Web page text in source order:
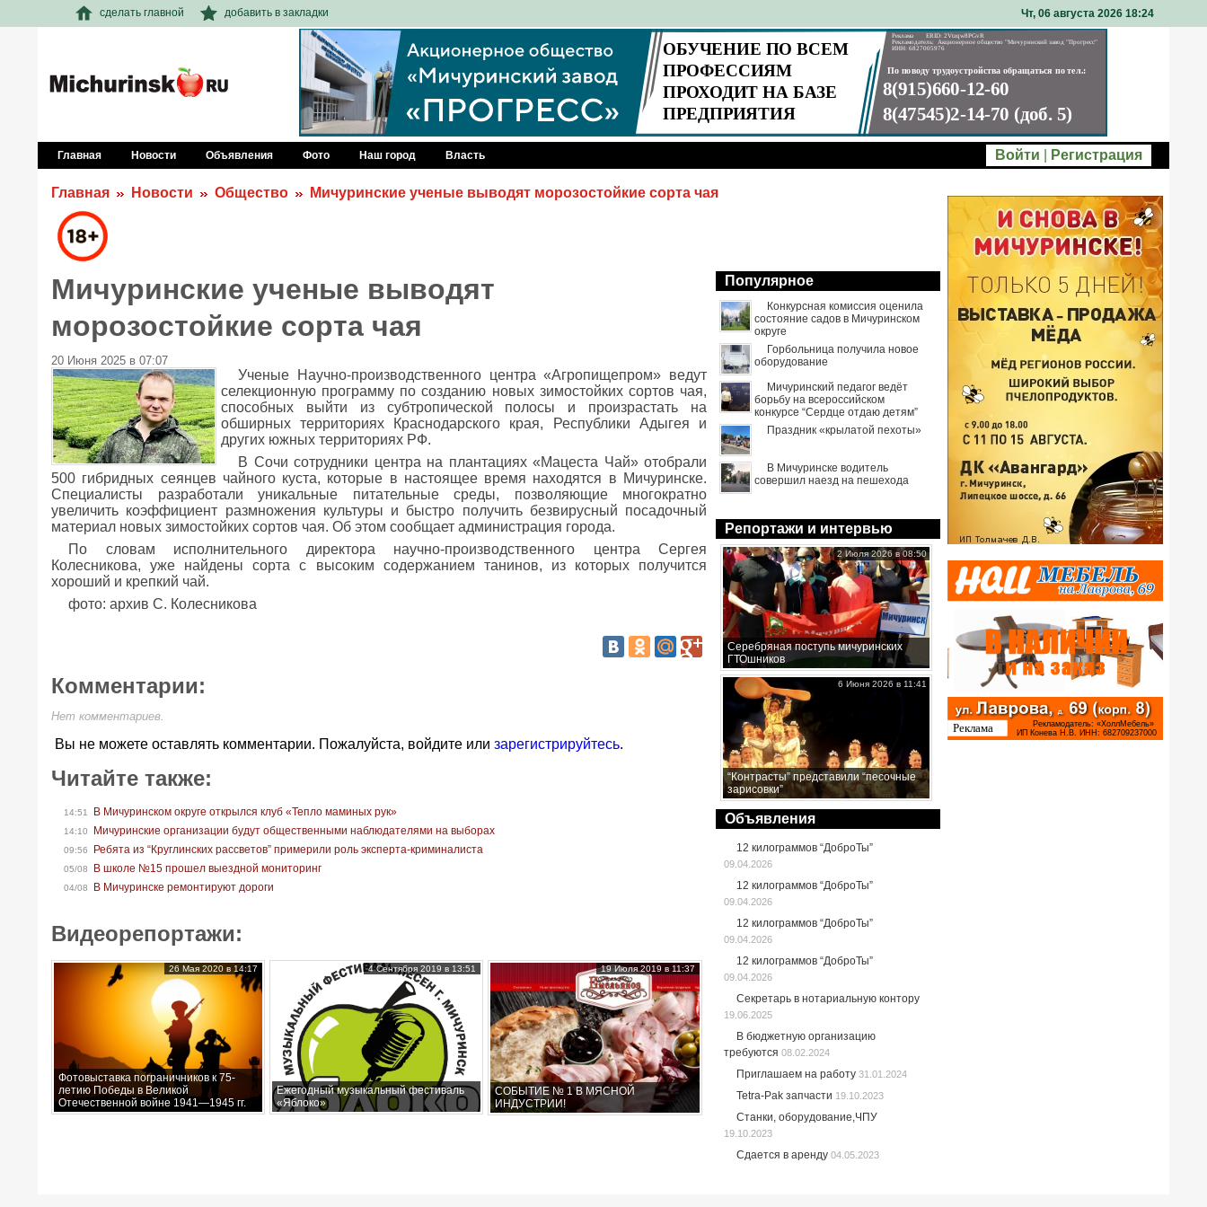
сделать главной добавить в закладки Чт, 06 августа 2026 18 24
Главная Новости Объявления Фото Наш город Власть Войти Регистрация
Главная Новости Общество Мичуринские ученые выводят морозостойкие сорта чая
Мичуринские ученые выводят
морозостойкие сорта чая
20 Июня 2025 в 07:07
Ученые Научно-производственного центра «Агропищепром» ведут
селекционную программу по созданию новых зимостойких сортов чая,
способных выйти из субтропической полосы и произрастать на
обширных территориях Краснодарского края, Республики Адыгея и
других южных территориях РФ.
В Сочи сотрудники центра на плантациях «Мацеста Чай» отобрали
500 гибридных сеянцев чайного куста, которые в настоящее время находятся в Мичуринске.
Специалисты разработали уникальные питательные среды, позволяющие многократно
увеличить коэффициент размножения культуры и быстро получить безвирусный посадочный
материал новых зимостойких сортов чая. Об этом сообщает администрация города.
По словам исполнительного директора научно-производственного центра Сергея
Колесникова, уже найдены сорта с высоким содержанием танинов, из которых получится
хороший и крепкий чай.
фото: архив С. Колесникова
Комментарии:
Нет комментариев.
Вы не можете оставлять комментарии. Пожалуйста, войдите или зарегистрируйтесь.
Читайте также:
14:51 В Мичуринском округе открылся клуб «Тепло маминых рук»
14:10 Мичуринские организации будут общественными наблюдателями на выборах
09:56 Ребята из “Круглинских рассветов” примерили роль эксперта-криминалиста
05/08 В школе №15 прошел выездной мониторинг
04/08 В Мичуринске ремонтируют дороги
Видеорепортажи:
Фотовыставка пограничников к 75-
летию Победы в Великой
Отечественной войне 1941—1945 гг.
26 Мая 2020 в 14:17
Ежегодный музыкальный фестиваль
«Яблоко»
4 Сентября 2019 в 13:51
СОБЫТИЕ № 1 В МЯСНОЙ
ИНДУСТРИИ!
19 Июля 2019 в 11:37
Популярное
Конкурсная комиссия оценила
состояние садов в Мичуринском
округе
Горбольница получила новое
оборудование
Мичуринский педагог ведёт
борьбу на всероссийском
конкурсе “Сердце отдаю детям”
Праздник «крылатой пехоты»
В Мичуринске водитель
совершил наезд на пешехода
Репортажи и интервью
Серебряная поступь мичуринских
ГТОшников
2 Июля 2026 в 08:50
“Контрасты” представили “песочные
зарисовки”
6 Июня 2026 в 11:41
Объявления
12 килограммов “ДоброТы”
09.04.2026
12 килограммов “ДоброТы”
09.04.2026
12 килограммов “ДоброТы”
09.04.2026
12 килограммов “ДоброТы”
09.04.2026
Секретарь в нотариальную контору
19.06.2025
В бюджетную организацию
требуются 08.02.2024
Приглашаем на работу 31.01.2024
Tetra-Pak запчасти 19.10.2023
Станки, оборудование,ЧПУ
19.10.2023
Сдается в аренду 04.05.2023